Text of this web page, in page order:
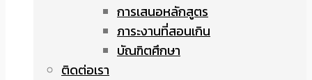
การเสนอหลักสูตร
ภาระงานที่สอนเกิน
บัณฑิตศึกษา
ติดต่อเรา